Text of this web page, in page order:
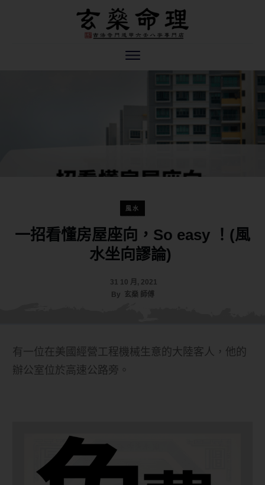
風水
一招看懂房屋座向，So easy ！(風
水坐向謬論)
31 10 月, 2021
By 玄燊 師傅
有一位在美國經營工程機械生意的大陸客人，他的
辦公室位於高速公路旁。